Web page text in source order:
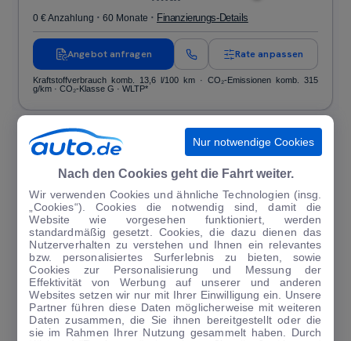
0 € Anzahlung · 60 Monate · Finanzierungs-Details
Angebot anfragen Rate anpassen
Kraftstoffverbrauch komb. 13,6 l/100 km · CO₂-Emissionen komb. 315
g/km · CO₂-Klasse G · WLTP*
NEWSLETTER ABONNIEREN
das gibt es auch als Newsletter - bequem per E-Mail direkt in Ihr
Nachrichten kostenlos abonnieren und sind so immer sofort informiert.
JETZT ANMELDEN
Nur notwendige Cookies
Nach den Cookies geht die Fahrt weiter.
Wir verwenden Cookies und ähnliche Technologien (insg.
„Cookies“). Cookies die notwendig sind, damit die
Website wie vorgesehen funktioniert, werden
standardmäßig gesetzt. Cookies, die dazu dienen das
Nutzerverhalten zu verstehen und Ihnen ein relevantes
bzw. personalisiertes Surferlebnis zu bieten, sowie
Cookies zur Personalisierung und Messung der
Effektivität von Werbung auf unserer und anderen
Websites setzen wir nur mit Ihrer Einwilligung ein. Unsere
Partner führen diese Daten möglicherweise mit weiteren
Daten zusammen, die Sie ihnen bereitgestellt oder die
sie im Rahmen Ihrer Nutzung gesammelt haben. Durch